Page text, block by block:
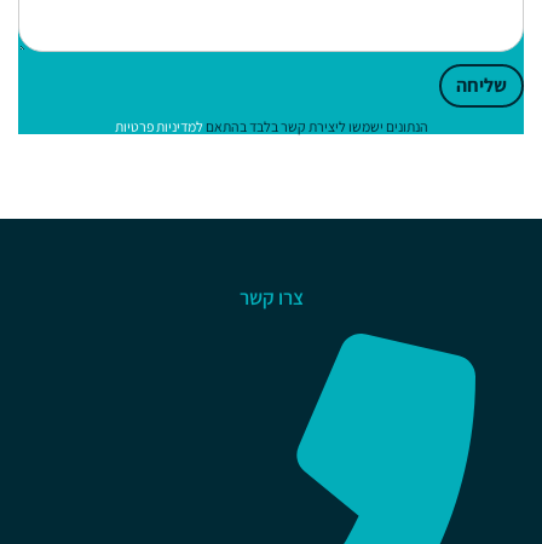
שליחה
הנתונים ישמשו ליצירת קשר בלבד בהתאםלמדיניות פרטיות
צרו קשר